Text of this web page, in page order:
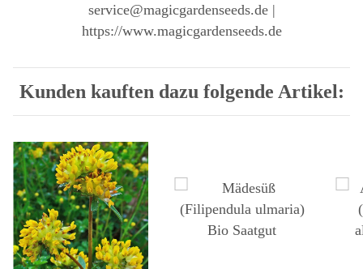
service@magicgardenseeds.de |
https://www.magicgardenseeds.de
Kunden kauften dazu folgende Artikel: